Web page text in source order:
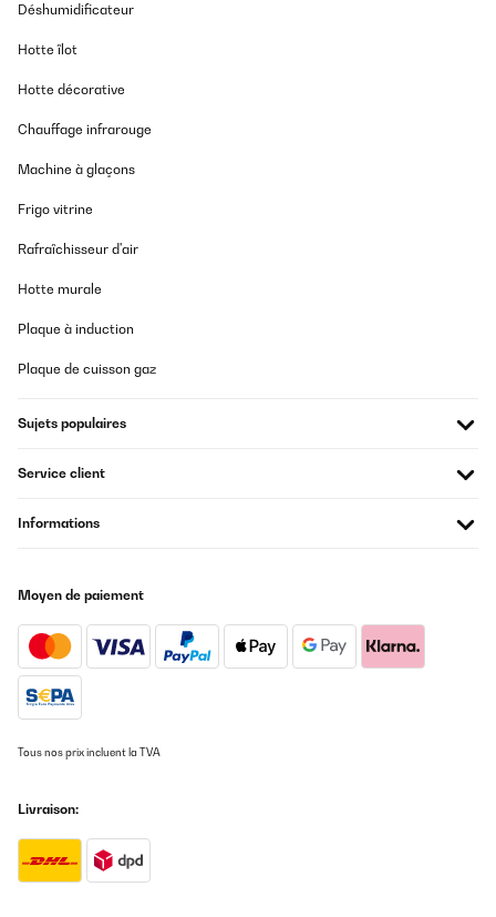
Déshumidificateur
Hotte îlot
Hotte décorative
Chauffage infrarouge
Machine à glaçons
Frigo vitrine
Rafraîchisseur d'air
Hotte murale
Plaque à induction
Plaque de cuisson gaz
Sujets populaires
Service client
Informations
Moyen de paiement
Tous nos prix incluent la TVA
Livraison: